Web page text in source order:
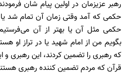
رهبر عزیزمان در اولین پیام شان
حکمی که آمد وقتی زمان آن تمام شد
حکمی مثل آن یا بهتر از آن
بگویم من از امام شهید یا در تراز او
که رهبری را تضمین کردند، این رهبری
قرآن که مردم تضمین کننده رهبری